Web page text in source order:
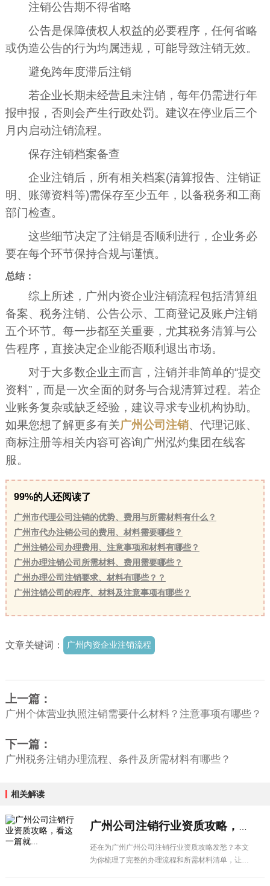
注销公告期不得省略
公告是保障债权人权益的必要程序，任何省略
或伪造公告的行为均属违规，可能导致注销无效。
避免跨年度滞后注销
若企业长期未经营且未注销，每年仍需进行年
报申报，否则会产生行政处罚。建议在停业后三个
月内启动注销流程。
保存注销档案备查
企业注销后，所有相关档案(清算报告、注销证
明、账簿资料等)需保存至少五年，以备税务和工商
部门检查。
这些细节决定了注销是否顺利进行，企业务必
要在每个环节保持合规与谨慎。
总结：
综上所述，广州内资企业注销流程包括清算组
备案、税务注销、公告公示、工商登记及账户注销
五个环节。每一步都至关重要，尤其税务清算与公
告程序，直接决定企业能否顺利退出市场。
对于大多数企业主而言，注销并非简单的“提交
资料”，而是一次全面的财务与合规清算过程。若企
业账务复杂或缺乏经验，建议寻求专业机构协助。
如果您想了解更多有关广州公司注销、代理记账、
商标注册等相关内容可咨询广州泓灼集团在线客
服。
99%的人还阅读了
广州市代理公司注销的优势、费用与所需材料有什么？
广州市代办注销公司的费用、材料需要哪些？
广州注销公司办理费用、注意事项和材料有哪些？
广州办理注销公司所需材料、费用需要哪些？
广州办理公司注销要求、材料有哪些？？
广州注销公司的程序、材料及注意事项有哪些？
文章关键词： 广州内资企业注销流程
上一篇：
广州个体营业执照注销需要什么材料？注意事项有哪些？
下一篇：
广州税务注销办理流程、条件及所需材料有哪些？
相关解读
还在为广州广州公司注销行业资质攻略发愁？本文
为你梳理了完整的办理流程和所需材料清单，让企